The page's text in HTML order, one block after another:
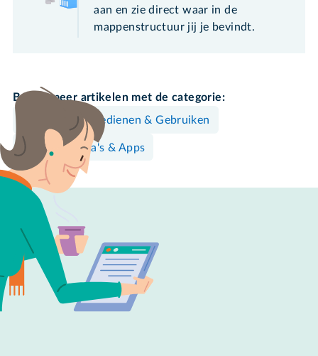
aan en zie direct waar in de
mappenstructuur jij je bevindt.
Bekijk meer artikelen met de categorie:
Bedienen & Gebruiken
Programma's & Apps